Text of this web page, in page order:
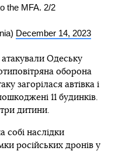
the MFA. 2/2
December 14, 2023
атакували Одеську
оборона
загорілася автівка і
11 будинків.
дитини.
собі наслідки
російських дронів у